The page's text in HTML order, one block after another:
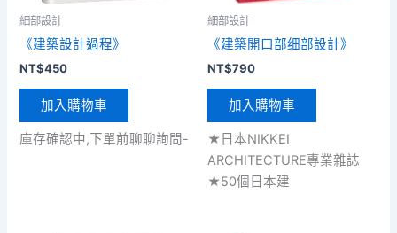
細部設計
《建築設計過程》
NT$450
加入購物車
庫存確認中,下單前聊聊詢問-
細部設計
《建築開口部细部設計》
NT$790
加入購物車
★日本NIKKEI
ARCHITECTURE專業雜誌
★50個日本建